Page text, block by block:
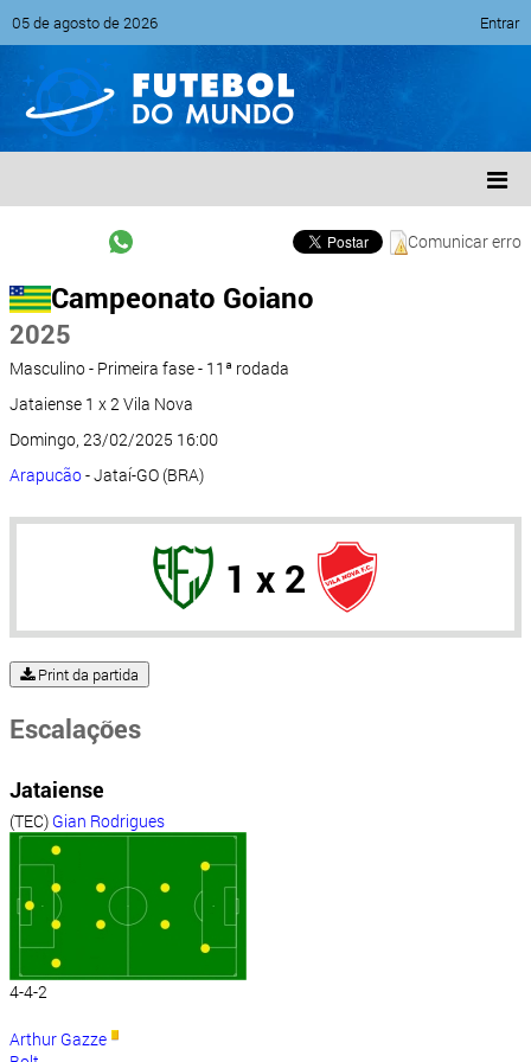
05 de agosto de 2026 Entrar
Comunicar erro
Campeonato Goiano
2025
Masculino - Primeira fase - 11ª rodada
Jataiense 1 x 2 Vila Nova
Domingo, 23/02/2025 16:00
Arapucão- Jataí-GO (BRA)
1 x 2
Print da partida
Escalações
Jataiense
(TEC) Gian Rodrigues
4-4-2
Arthur Gazze